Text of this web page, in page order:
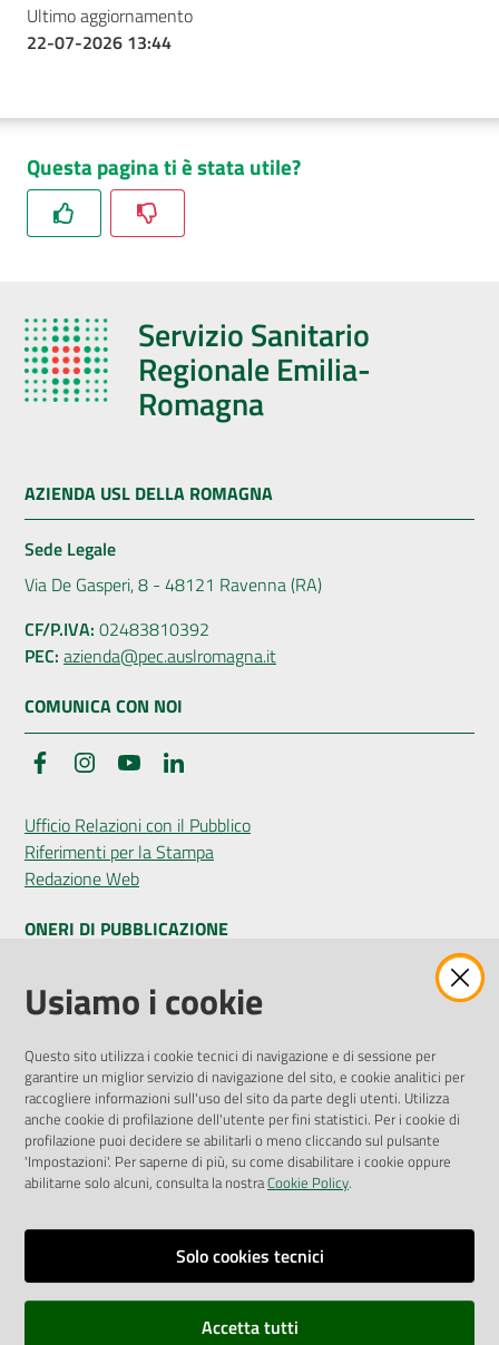
Ultimo aggiornamento
22-07-2026 13:44
Questa pagina ti è stata utile?
Servizio Sanitario
Regionale Emilia-
Romagna
AZIENDA USL DELLA ROMAGNA
Sede Legale
Via De Gasperi, 8 - 48121 Ravenna (RA)
CF/P.IVA: 02483810392
PEC: azienda@pec.auslromagna.it
COMUNICA CON NOI
FacebookInstagramYouTube
Ufficio Relazioni con il Pubblico
Riferimenti per la Stampa
Redazione Web
ONERI DI PUBBLICAZIONE
Amministrazione Trasparente
Pubblicità legale
Privacy Policy
Attuazione Misure PNRR
Liste di Attesa
ENTI, IMPRESE E PARTNER
Fatturazione Elettronica
Richiesta Patrocinio
Usiamo i cookie
Questo sito utilizza i cookie tecnici di navigazione e di sessione per
garantire un miglior servizio di navigazione del sito, e cookie analitici per
raccogliere informazioni sull'uso del sito da parte degli utenti. Utilizza
anche cookie di profilazione dell'utente per fini statistici. Per i cookie di
profilazione puoi decidere se abilitarli o meno cliccando sul pulsante
'Impostazioni'. Per saperne di più, su come disabilitare i cookie oppure
abilitarne solo alcuni, consulta la nostraCookie Policy.
Solo cookies tecnici
Accetta tutti